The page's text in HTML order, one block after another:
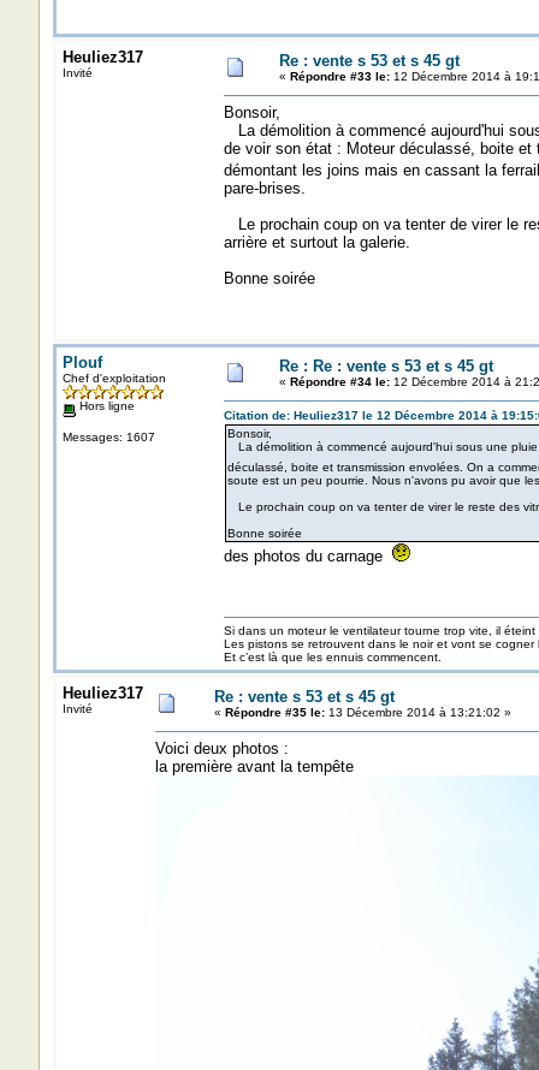
Heuliez317
Invité
Re : vente s 53 et s 45 gt
« Répondre #33 le:12 Décembre 2014 à
Bonsoir,
La démolition à commencé aujourd'hui
de voir son état : Moteur déculassé, boite
démontant les joins mais en cassant la
pare-brises.
Le prochain coup on va tenter de virer le
arrière et surtout la galerie.
Bonne soirée
Plouf
Chef d'exploitation
Hors ligne
Messages: 1607
Re : Re : vente s 53 et s 45 gt
« Répondre #34 le:12 Décembre 2014 à
Citation de: Heuliez317 le 12 Décembre 2014 à
Bonsoir,
La démolition à commencé aujourd'hui sous une
déculassé, boite et transmission envolées. On a
soute est un peu pourrie. Nous n'avons pu avoir que
Le prochain coup on va tenter de virer le reste des
Bonne soirée
des photos du carnage
Si dans un moteur le ventilateur tourne trop vite, il éteint
Les pistons se retrouvent dans le noir et vont se
Et c’est là que les ennuis commencent.
Heuliez317
Invité
Re : vente s 53 et s 45 gt
« Répondre #35 le:13 Décembre 2014 à 13:21:02 »
Voici deux photos :
la première avant la tempête